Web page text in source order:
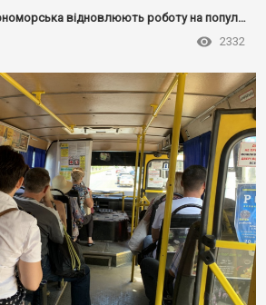
Соціальні автобуси Чорноморська відновлюють роботу на популярних напрямках
2332